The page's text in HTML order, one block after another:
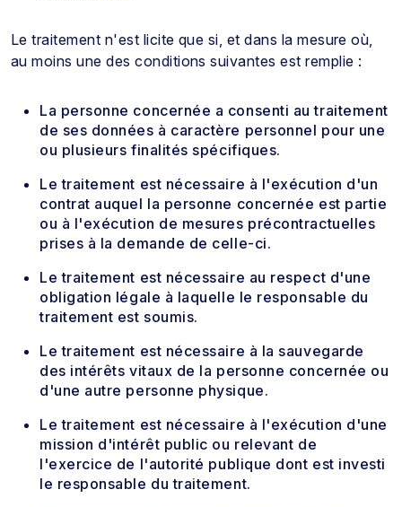
Le traitement n'est licite que si, et dans la mesure où,
au moins une des conditions suivantes est remplie :
La personne concernée a consenti au traitement
de ses données à caractère personnel pour une
ou plusieurs finalités spécifiques.
Le traitement est nécessaire à l'exécution d'un
contrat auquel la personne concernée est partie
ou à l'exécution de mesures précontractuelles
prises à la demande de celle-ci.
Le traitement est nécessaire au respect d'une
obligation légale à laquelle le responsable du
traitement est soumis.
Le traitement est nécessaire à la sauvegarde
des intérêts vitaux de la personne concernée ou
d'une autre personne physique.
Le traitement est nécessaire à l'exécution d'une
mission d'intérêt public ou relevant de
l'exercice de l'autorité publique dont est investi
le responsable du traitement.